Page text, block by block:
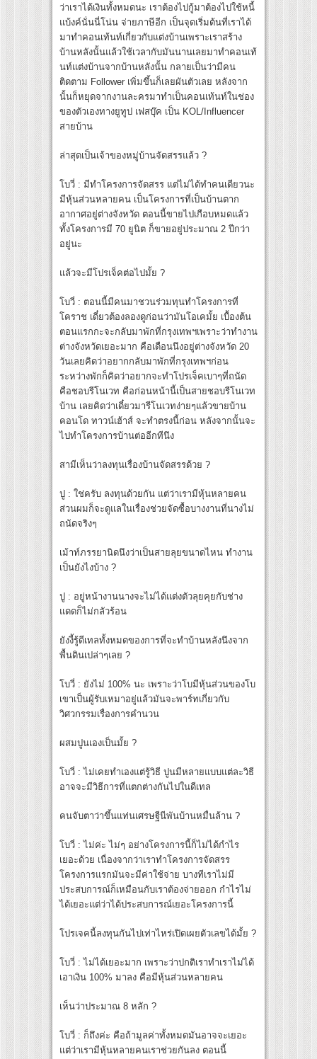
ว่าเราได้เงินทั้งหมดนะ เราต้องไปกู้มาต้องไปใช้หนี้
แบ้งค์นั่นนี่โน่น จ่ายภาษีอีก เป็นจุดเริ่มต้นที่เราได้
มาทำคอนเท้นท์เกี่ยวกับแต่งบ้านเพราะเราสร้าง
บ้านหลังนั้นแล้วใช้เวลากับมันนานเลยมาทำคอนเท้
นท์แต่งบ้านจากบ้านหลังนั้น กลายเป็นว่ามีคน
ติดตาม Follower เพิ่มขึ้นก็เลยผันตัวเลย หลังจาก
นั้นก็หยุดจากงานละครมาทำเป็นคอนเท้นท์ในช่อง
ของตัวเองทางยูทูป เฟสบุ๊ค เป็น KOL/Influencer
สายบ้าน
ล่าสุดเป็นเจ้าของหมู่บ้านจัดสรรแล้ว ?
โบวี่ : มีทำโครงการจัดสรร แต่ไม่ได้ทำคนเดียวนะ
มีหุ้นส่วนหลายคน เป็นโครงการที่เป็นบ้านตาก
อากาศอยู่ต่างจังหวัด ตอนนี้ขายไปเกือบหมดแล้ว
ทั้งโครงการมี 70 ยูนิต ก็ขายอยู่ประมาณ 2 ปีกว่า
อยู่นะ
แล้วจะมีโปรเจ็คต่อไปมั้ย ?
โบวี่ : ตอนนี้มีคนมาชวนร่วมทุนทำโครงการที่
โคราช เดี๋ยวต้องลองดูก่อนว่ามันโอเคมั้ย เบื้องต้น
ตอนแรกกะจะกลับมาพักที่กรุงเทพฯเพราะว่าทำงาน
ต่างจังหวัดเยอะมาก คือเดือนนึงอยู่ต่างจังหวัด 20
วันเลยคิดว่าอยากกลับมาพักที่กรุงเทพฯก่อน
ระหว่างพักก็คิดว่าอยากจะทำโปรเจ็คเบาๆที่ถนัด
คือชอบรีโนเวท คือก่อนหน้านี้เป็นสายชอบรีโนเวท
บ้าน เลยคิดว่าเดี๋ยวมารีโนเวทง่ายๆแล้วขายบ้าน
คอนโด ทาวน์เฮ้าส์ จะทำตรงนี้ก่อน หลังจากนั้นจะ
ไปทำโครงการบ้านต่ออีกทีนึง
สามีเห็นว่าลงทุนเรื่องบ้านจัดสรรด้วย ?
ปู : ใช่ครับ ลงทุนด้วยกัน แต่ว่าเรามีหุ้นหลายคน
ส่วนผมก็จะดูแลในเรื่องช่วยจัดซื้อบางงานที่นางไม่
ถนัดจริงๆ
เม้าท์ภรรยานิดนึงว่าเป็นสายลุยขนาดไหน ทำงาน
เป็นยังไงบ้าง ?
ปู : อยู่หน้างานนางจะไม่ได้แต่งตัวลุยคุยกับช่าง
แดดก็ไม่กลัวร้อน
ยังงี้รู้ดีเทลทั้งหมดของการที่จะทำบ้านหลังนึงจาก
พื้นดินเปล่าๆเลย ?
โบวี่ : ยังไม่ 100% นะ เพราะว่าโบมีหุ้นส่วนของโบ
เขาเป็นผู้รับเหมาอยู่แล้วมันจะพาร์ทเกี่ยวกับ
วิศวกรรมเรื่องการคำนวน
ผสมปูนเองเป็นมั้ย ?
โบวี่ : ไม่เคยทำเองแต่รู้วิธี ปูนมีหลายแบบแต่ละวิธี
อาจจะมีวิธีการที่แตกต่างกันไปในดีเทล
คนจับตาว่าขึ้นแท่นเศรษฐีนีพันบ้านหมื่นล้าน ?
โบวี่ : ไม่ค่ะ ไม่ๆ อย่างโครงการนี้ก็ไม่ได้กำไร
เยอะด้วย เนื่องจากว่าเราทำโครงการจัดสรร
โครงการแรกมันจะมีค่าใช้จ่าย บางทีเราไม่มี
ประสบการณ์ก็เหมือนกับเราต้องจ่ายออก กำไรไม่
ได้เยอะแต่ว่าได้ประสบการณ์เยอะโครงการนี้
โปรเจคนี้ลงทุนกันไปเท่าไหร่เปิดเผยตัวเลขได้มั้ย ?
โบวี่ : ไม่ได้เยอะมาก เพราะว่าปกติเราทำเราไม่ได้
เอาเงิน 100% มาลง คือมีหุ้นส่วนหลายคน
เห็นว่าประมาณ 8 หลัก ?
โบวี่ : ก็ถึงค่ะ คือถ้ามูลค่าทั้งหมดมันอาจจะเยอะ
แต่ว่าเรามีหุ้นหลายคนเราช่วยกันลง ตอนนี้